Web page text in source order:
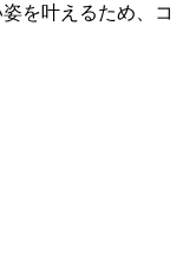
を叶えるため、コ